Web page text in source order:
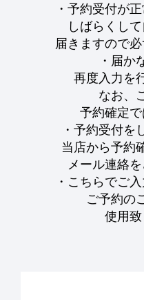
・予約受付が
しばらくし
届きますので必
・届か
再度入力を
なお、
予約確定で
・予約受付を
当店から予約
メール連絡を
・こちらでご
ご予約の
使用致